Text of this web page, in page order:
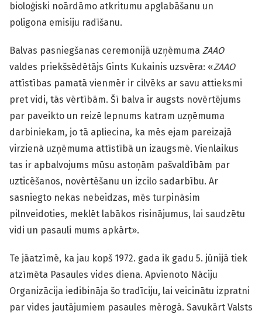
bioloģiski noārdāmo atkritumu apglabāšanu un
poligona emisiju radīšanu.
Balvas pasniegšanas ceremonijā uzņēmuma ZAAO
valdes priekšsēdētājs Gints Kukainis uzsvēra: «ZAAO
attīstības pamatā vienmēr ir cilvēks ar savu attieksmi
pret vidi, tās vērtībām. Šī balva ir augsts novērtējums
par paveikto un reizē lepnums katram uzņēmuma
darbiniekam, jo tā apliecina, ka mēs ejam pareizajā
virzienā uzņēmuma attīstībā un izaugsmē. Vienlaikus
tas ir apbalvojums mūsu astoņām pašvaldībām par
uzticēšanos, novērtēšanu un izcilo sadarbību. Ar
sasniegto nekas nebeidzas, mēs turpināsim
pilnveidoties, meklēt labākos risinājumus, lai saudzētu
vidi un pasauli mums apkārt».
Te jāatzīmē, ka jau kopš 1972. gada ik gadu 5. jūnijā tiek
atzīmēta Pasaules vides diena. Apvienoto Nāciju
Organizācija iedibināja šo tradīciju, lai veicinātu izpratni
par vides jautājumiem pasaules mērogā. Savukārt Valsts